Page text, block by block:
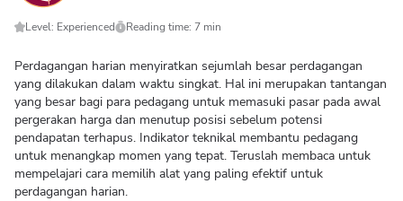
Level: Experienced Reading time: 7 min
Perdagangan harian menyiratkan sejumlah besar perdagangan
yang dilakukan dalam waktu singkat. Hal ini merupakan tantangan
yang besar bagi para pedagang untuk memasuki pasar pada awal
pergerakan harga dan menutup posisi sebelum potensi
pendapatan terhapus. Indikator teknikal membantu pedagang
untuk menangkap momen yang tepat. Teruslah membaca untuk
mempelajari cara memilih alat yang paling efektif untuk
perdagangan harian.